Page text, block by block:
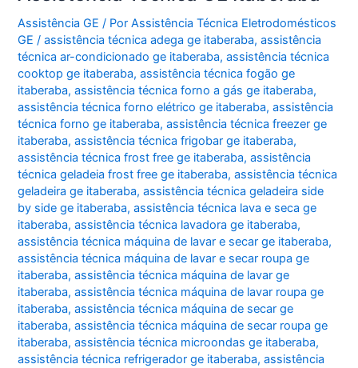
Assistência GE / PorAssistência Técnica Eletrodomésticos
GE/assistência técnica adega ge itaberaba,assistência
técnica ar-condicionado ge itaberaba,assistência técnica
cooktop ge itaberaba,assistência técnica fogão ge
itaberaba,assistência técnica forno a gás ge itaberaba,
assistência técnica forno elétrico ge itaberaba,assistência
técnica forno ge itaberaba,assistência técnica freezer ge
itaberaba,assistência técnica frigobar ge itaberaba,
assistência técnica frost free ge itaberaba,assistência
técnica geladeia frost free ge itaberaba,assistência técnica
geladeira ge itaberaba,assistência técnica geladeira side
by side ge itaberaba,assistência técnica lava e seca ge
itaberaba,assistência técnica lavadora ge itaberaba,
assistência técnica máquina de lavar e secar ge itaberaba,
assistência técnica máquina de lavar e secar roupa ge
itaberaba,assistência técnica máquina de lavar ge
itaberaba,assistência técnica máquina de lavar roupa ge
itaberaba,assistência técnica máquina de secar ge
itaberaba,assistência técnica máquina de secar roupa ge
itaberaba,assistência técnica microondas ge itaberaba,
assistência técnica refrigerador ge itaberaba,assistência